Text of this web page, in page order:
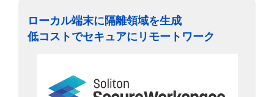
ローカル端末に隔離領域を生成
低コストでセキュアにリモートワーク